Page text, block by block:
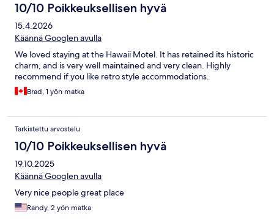
10/10 Poikkeuksellisen hyvä
15.4.2026
Käännä Googlen avulla
We loved staying at the Hawaii Motel. It has retained its historic
charm, and is very well maintained and very clean. Highly
recommend if you like retro style accommodations.
Brad, 1 yön matka
Tarkistettu arvostelu
10/10 Poikkeuksellisen hyvä
19.10.2025
Käännä Googlen avulla
Very nice people great place
Randy, 2 yön matka